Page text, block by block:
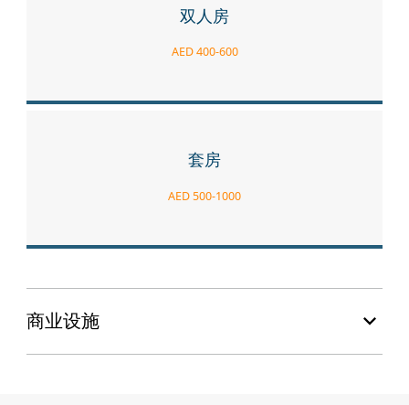
双人房
AED 400-600
套房
AED 500-1000
商业设施